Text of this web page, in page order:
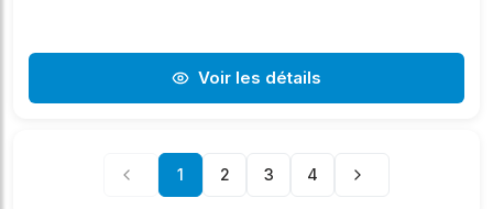
Voir les détails
1 2 3 4